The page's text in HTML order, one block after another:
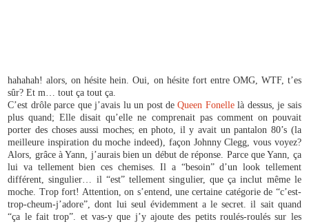
hahahah! alors, on hésite hein. Oui, on hésite fort entre OMG, WTF, t’es
sûr? Et m… tout ça tout ça.
C’est drôle parce que j’avais lu un post deQueen Fonellelà dessus, je sais
plus quand; Elle disait qu’elle ne comprenait pas comment on pouvait
porter des choses aussi moches; en photo, il y avait un pantalon 80’s (la
meilleure inspiration du moche indeed), façon Johnny Clegg, vous voyez?
Alors, grâce à Yann, j’aurais bien un début de réponse. Parce que Yann, ça
lui va tellement bien ces chemises. Il a “besoin” d’un look tellement
différent, singulier… il “est” tellement singulier, que ça inclut même le
moche. Trop fort! Attention, on s’entend, une certaine catégorie de “c’est-
trop-cheum-j’adore”, dont lui seul évidemment a le secret. il sait quand
“ça le fait trop”. et vas-y que j’y ajoute des petits roulés-roulés sur les